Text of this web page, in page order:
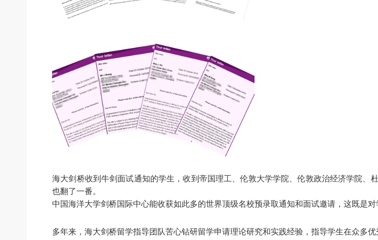
海大剑桥收到牛剑面试通知的学生，收到帝国理工、伦敦大学学院、伦敦政治经济学院、
也翻了一番。
中国海洋大学剑桥国际中心能收获如此多的世界顶级名校预录取通知和面试邀请，这既是
多年来，海大剑桥留学指导团队苦心钻研留学申请理论研究和实践经验，指导学生在众多